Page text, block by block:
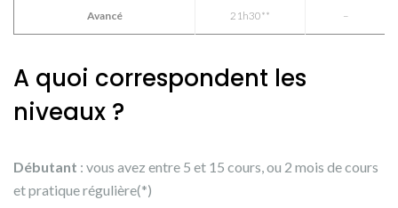
Avancé 21h30** –
A quoi correspondent les
niveaux ?
Débutant : vous avez entre 5 et 15 cours, ou 2 mois de cours
et pratique régulière(*)